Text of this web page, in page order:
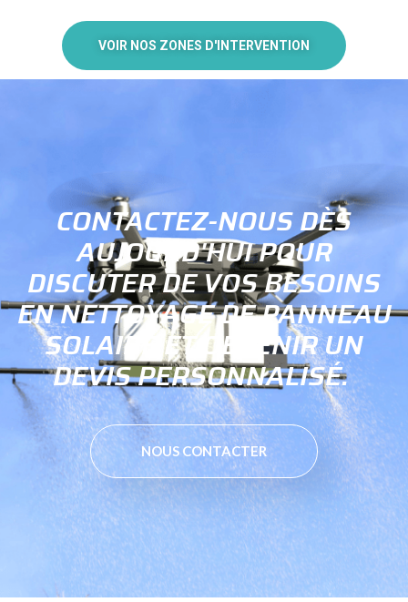
VOIR NOS ZONES D'INTERVENTION
CONTACTEZ-NOUS DÈS
AUJOURD'HUI POUR
DISCUTER DE VOS BESOINS
EN NETTOYAGE DE PANNEAU
SOLAIRE ET OBTENIR UN
DEVIS PERSONNALISÉ.
NOUS CONTACTER